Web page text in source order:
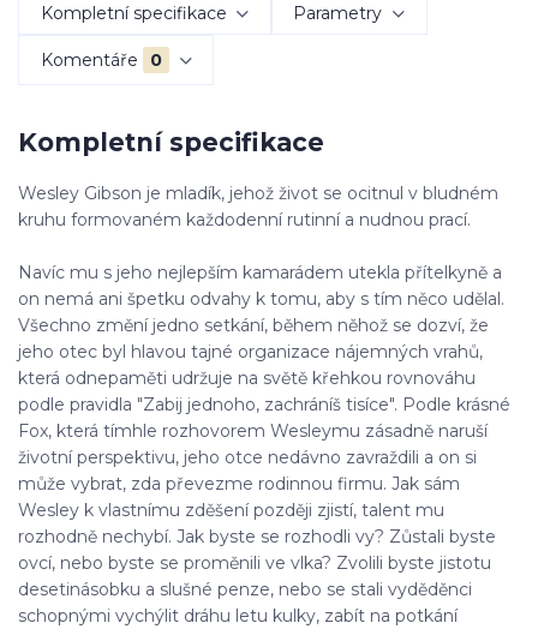
Kompletní specifikace Parametry
Komentáře 0
Kompletní specifikace
Wesley Gibson je mladík, jehož život se ocitnul v bludném
kruhu formovaném každodenní rutinní a nudnou prací.
Navíc mu s jeho nejlepším kamarádem utekla přítelkyně a
on nemá ani špetku odvahy k tomu, aby s tím něco udělal.
Všechno změní jedno setkání, během něhož se dozví, že
jeho otec byl hlavou tajné organizace nájemných vrahů,
která odnepaměti udržuje na světě křehkou rovnováhu
podle pravidla "Zabij jednoho, zachráníš tisíce". Podle krásné
Fox, která tímhle rozhovorem Wesleymu zásadně naruší
životní perspektivu, jeho otce nedávno zavraždili a on si
může vybrat, zda převezme rodinnou firmu. Jak sám
Wesley k vlastnímu zděšení později zjistí, talent mu
rozhodně nechybí. Jak byste se rozhodli vy? Zůstali byste
ovcí, nebo byste se proměnili ve vlka? Zvolili byste jistotu
desetinásobku a slušné penze, nebo se stali vyděděnci
schopnými vychýlit dráhu letu kulky, zabít na potkání